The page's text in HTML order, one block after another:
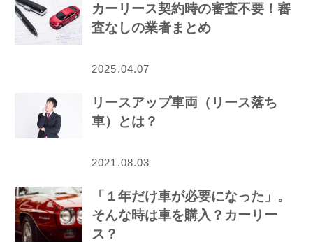
カーリース契約時の審査不要！審
査なしの業者まとめ
2025.04.07
リースアップ車両（リース落ち
車）とは？
2021.08.03
「１年だけ車が必要になった」。
そんな時は車を購入？カーリー
ス？